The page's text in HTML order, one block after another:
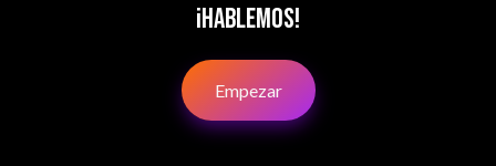
¡Hablemos!
Empezar